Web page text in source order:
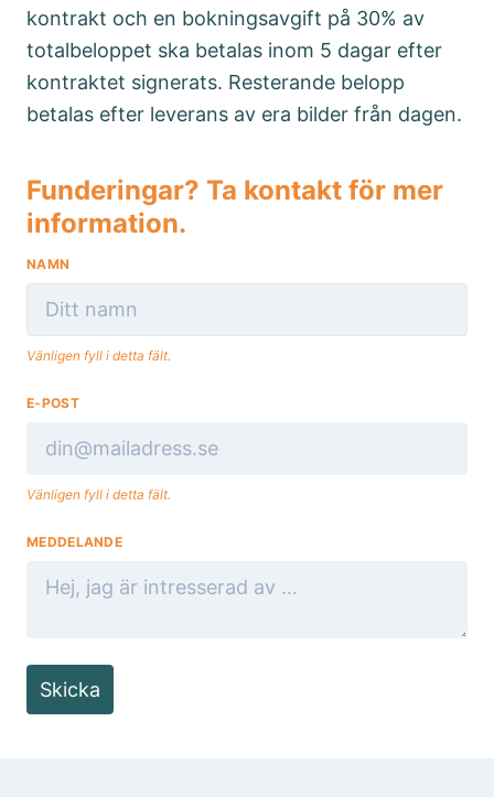
kontrakt och en bokningsavgift på 30% av
totalbeloppet ska betalas inom 5 dagar efter
kontraktet signerats. Resterande belopp
betalas efter leverans av era bilder från dagen.
Funderingar? Ta kontakt för mer
information.
NAMN
Vänligen fyll i detta fält.
E-POST
Vänligen fyll i detta fält.
MEDDELANDE
Skicka